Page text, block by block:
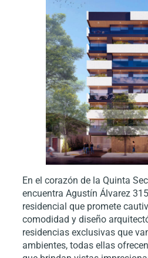
En el corazón de la Quinta
encuentra Agustín Álvarez
residencial que promete
comodidad y diseño
residencias exclusivas que
ambientes, todas ellas